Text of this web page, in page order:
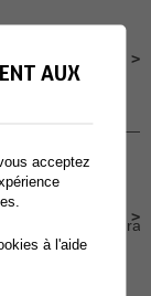
-
3, 1893 Muraz
AUX
acceptez
à l'aide